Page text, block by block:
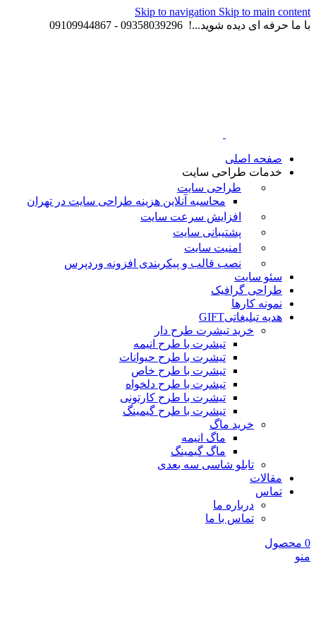
Skip to navigation Skip to main content
با ما حرفه ای دیده شوید...! 09358039296 - 09109944867
صفحه اصلی
خدمات طراحی سایت
طراحی سایت
محاسبه آنلاین هزینه طراحی سایت در تهران
افزایش سرعت سایت
پشتیبانی سایت
امنیت سایت
نصب قالب و پیکربندی افزونه وردپرس
سئو سایت
طراحی گرافیک
نمونه کارها
هدیه تبلیغاتیGIFT
خرید تیشرت طرح دار
تیشرت با طرح انیمه
تیشرت با طرح حیوانات
تیشرت با طرح خاص
تیشرت با طرح دلخواه
تیشرت با طرح کارتونی
تیشرت با طرح گیمینگ
خرید ماگ
ماگ انیمه
ماگ گیمینگ
تابلو شاسی سه بعدی
مقالات
تماس
درباره ما
تماس با ما
0 محصول
منو